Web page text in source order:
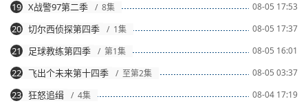
08-05 17:53
19 X战警97第二季 / 8集
08-05 17:37
20 切尔西侦探第四季 / 1集
08-05 16:01
21 足球教练第四季 / 第1集
08-05 03:37
22 飞出个未来第十四季 / 至第2集
08-04 17:19
23 狂怒追缉 / 4集